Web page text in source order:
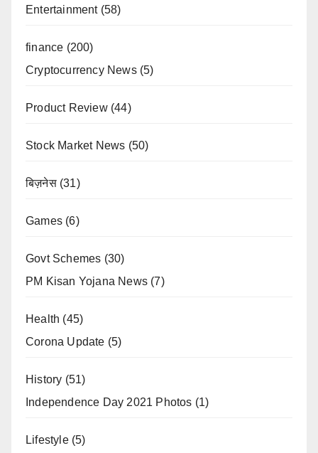
Entertainment(58)
finance (200)
Cryptocurrency News(5)
Product Review(44)
Stock Market News (50)
बिज़नेस(31)
Games (6)
Govt Schemes (30)
PM Kisan Yojana News (7)
Health (45)
Corona Update (5)
History (51)
Independence Day 2021 Photos (1)
Lifestyle(5)